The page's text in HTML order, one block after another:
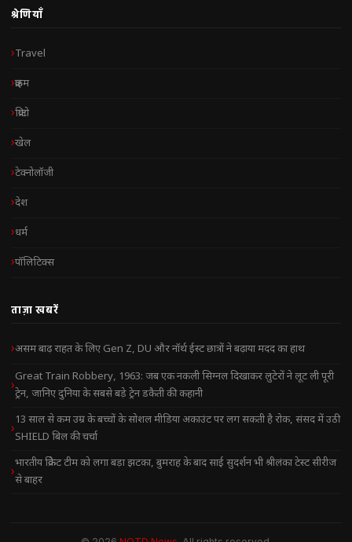
श्रेणियाँ
Travel
क्राइम
क्रिप्टो
खेल
टेक्नोलॉजी
देश
धर्म
पॉलिटिक्स
ताज़ा खबरें
असम बाढ़ राहत के लिए Gen Z, DU और नॉर्थ ईस्ट छात्रों ने बढ़ाया मदद का हाथ
Great Train Robbery, 1963: जब एक नकली सिग्नल दिखाकर लुटेरों ने लूट ली पूरी
ट्रेन, जानिए दुनिया के सबसे बड़े ट्रेन डकैती की कहानी
13 साल से कम उम्र के बच्चों के सोशल मीडिया अकाउंट पर लग सकती है रोक, संसद में उठी
SHIELD बिल की चर्चा
भारतीय क्रिकेट टीम को लगा बड़ा झटका, बुमराह के बाद साई सुदर्शन भी श्रीलंका टेस्ट सीरीज
से बाहर